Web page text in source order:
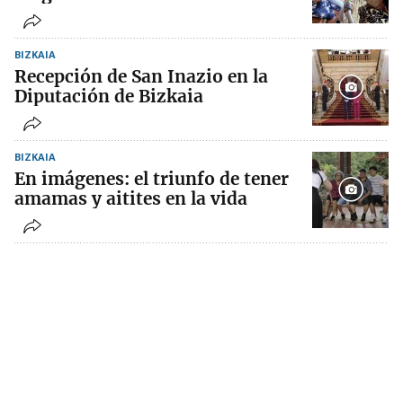
BIZKAIA
Recepción de San Inazio en la
Diputación de Bizkaia
BIZKAIA
En imágenes: el triunfo de tener
amamas y aitites en la vida